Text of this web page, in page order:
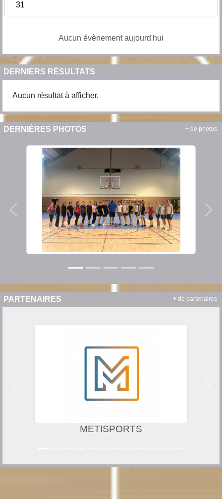
31
Aucun évènement aujourd'hui
DERNIERS RÉSULTATS
Aucun résultat à afficher.
DERNIÈRES PHOTOS
Précedent
+ de photos
PARTENAIRES
METISPORTS
+ de partenaires